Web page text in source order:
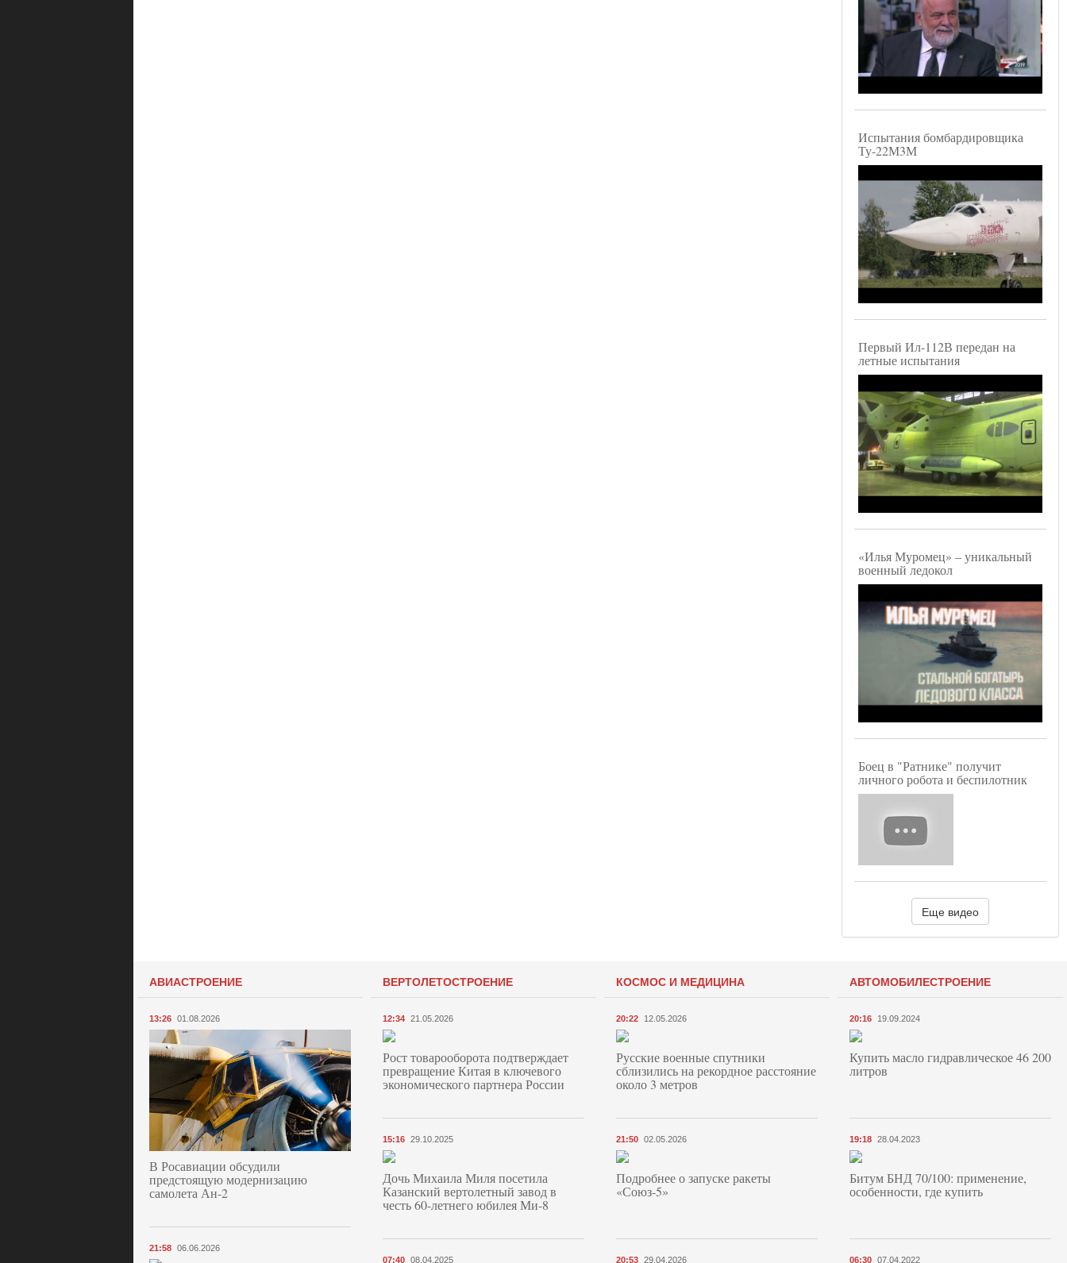
Испытания бомбардировщика
Ту-22М3М
Первый Ил-112В передан на
летные испытания
«Илья Муромец» – уникальный
военный ледокол
Боец в "Ратнике" получит
личного робота и беспилотник
Еще видео
АВИАСТРОЕНИЕ
13:26 01.08.2026
В Росавиации обсудили
предстоящую модернизацию
самолета Ан-2
21:58 06.06.2026
ВЕРТОЛЕТОСТРОЕНИЕ
12:34 21.05.2026
Рост товарооборота подтверждает
превращение Китая в ключевого
экономического партнера России
15:16 29.10.2025
Дочь Михаила Миля посетила
Казанский вертолетный завод в
честь 60-летнего юбилея Ми-8
07:40 08.04.2025
КОСМОС И МЕДИЦИНА
20:22 12.05.2026
Русские военные спутники
сблизились на рекордное расстояние
около 3 метров
21:50 02.05.2026
Подробнее о запуске ракеты
«Союз‑5»
20:53 29.04.2026
АВТОМОБИЛЕСТРОЕНИЕ
20:16 19.09.2024
Купить масло гидравлическое 46 200
литров
19:18 28.04.2023
Битум БНД 70/100: применение,
особенности, где купить
06:30 07.04.2022